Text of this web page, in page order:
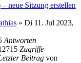
– neue Sitzung erstellen
» Di 11. Jul 2023,
Antworten
Zugriffe
Beitrag von